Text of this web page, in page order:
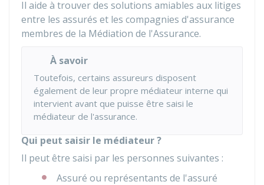
Il aide à trouver des solutions amiables aux litiges
entre les assurés et les compagnies d'assurance
membres de la Médiation de l'Assurance.
À savoir
Toutefois, certains assureurs disposent
également de leur propre médiateur interne qui
intervient avant que puisse être saisi le
médiateur de l'assurance.
Qui peut saisir le médiateur ?
Il peut être saisi par les personnes suivantes :
Assuré ou représentants de l'assuré